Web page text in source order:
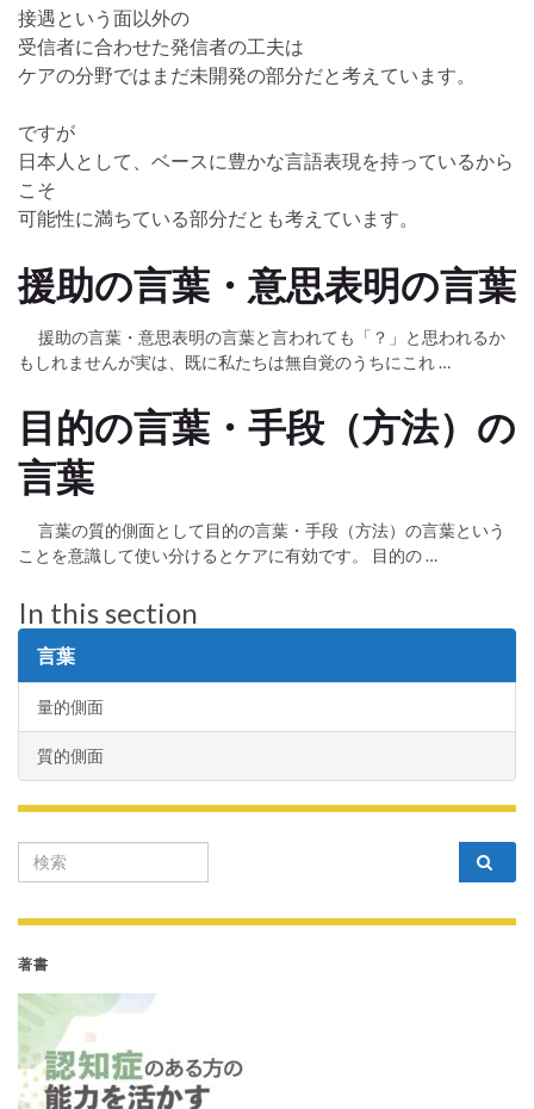
接遇という面以外の
受信者に合わせた発信者の工夫は
ケアの分野ではまだ未開発の部分だと考えています。
ですが
日本人として、ベースに豊かな言語表現を持っているから
こそ
可能性に満ちている部分だとも考えています。
援助の言葉・意思表明の言葉
援助の言葉・意思表明の言葉と言われても「？」と思われるか
もしれませんが実は、既に私たちは無自覚のうちにこれ …
目的の言葉・手段（方法）の
言葉
言葉の質的側面として目的の言葉・手段（方法）の言葉という
ことを意識して使い分けるとケアに有効です。 目的の …
In this section
言葉
量的側面
質的側面
Search for:
著書